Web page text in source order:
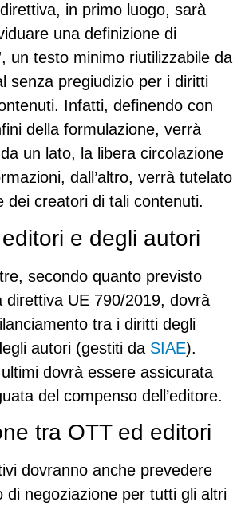
in primo luogo, sarà
una definizione di
un testo minimo riutilizzabile da
senza pregiudizio per i diritti
Infatti, definendo con
della formulazione, verrà
un lato, la libera circolazione
dall’altro, verrà tutelato
dei creatori di tali contenuti.
e degli autori
secondo quanto previsto
direttiva UE 790/2019, dovrà
tra i diritti degli
autori (gestiti da SIAE).
dovrà essere assicurata
del compenso dell’editore.
tra OTT ed editori
dovranno anche prevedere
di negoziazione per tutti gli altri